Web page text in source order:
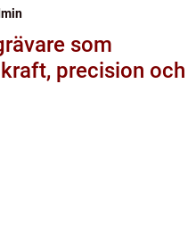
som
precision och